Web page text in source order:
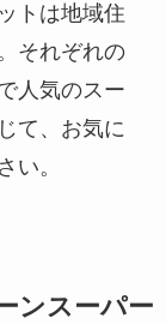
トは地域住
それぞれの
人気のスー
て、お気に
い。
ンスーパー